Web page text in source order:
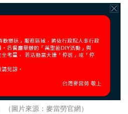
圖片來源：麥當勞官網）